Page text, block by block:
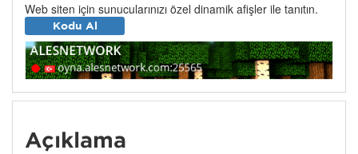
Web siten için sunucularınızı özel dinamik afişler ile tanıtın.
Kodu Al
Açıklama